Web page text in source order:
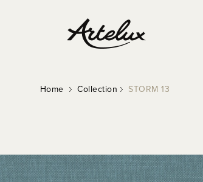
Home Collection STORM 13